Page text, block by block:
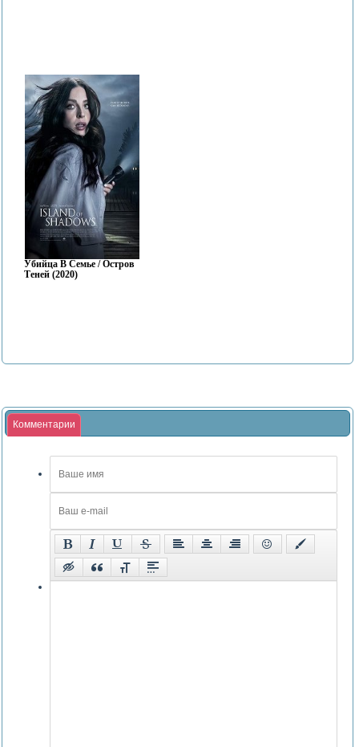
Убийца В Семье / Остров
Теней (2020)
Комментарии